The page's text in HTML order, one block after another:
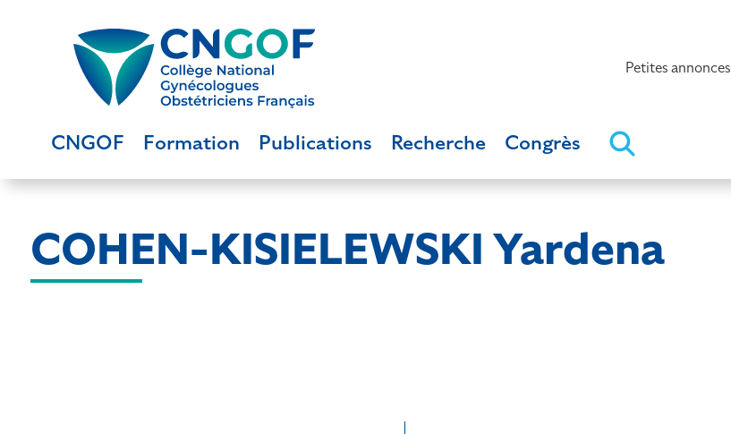
Petites annonces
CNGOF Formation Publications Recherche Congrès
COHEN-KISIELEWSKI Yardena